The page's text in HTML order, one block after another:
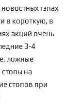
гэпах
в короткую, в
акций очень
3-4
ложные
на
стопов при